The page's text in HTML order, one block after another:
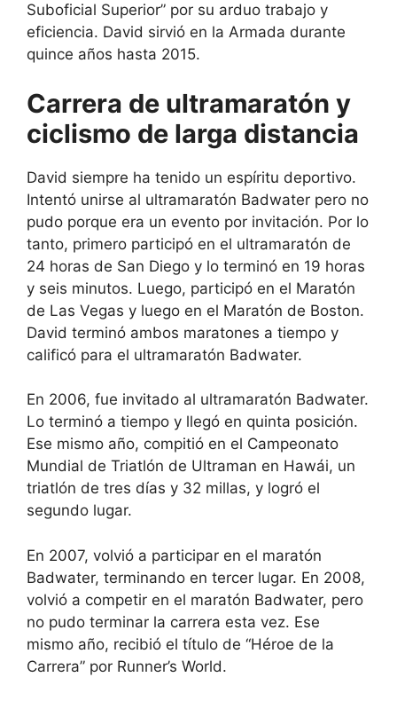
Suboficial Superior” por su arduo trabajo y
eficiencia. David sirvió en la Armada durante
quince años hasta 2015.
Carrera de ultramaratón y
ciclismo de larga distancia
David siempre ha tenido un espíritu deportivo.
Intentó unirse al ultramaratón Badwater pero no
pudo porque era un evento por invitación. Por lo
tanto, primero participó en el ultramaratón de
24 horas de San Diego y lo terminó en 19 horas
y seis minutos. Luego, participó en el Maratón
de Las Vegas y luego en el Maratón de Boston.
David terminó ambos maratones a tiempo y
calificó para el ultramaratón Badwater.
En 2006, fue invitado al ultramaratón Badwater.
Lo terminó a tiempo y llegó en quinta posición.
Ese mismo año, compitió en el Campeonato
Mundial de Triatlón de Ultraman en Hawái, un
triatlón de tres días y 32 millas, y logró el
segundo lugar.
En 2007, volvió a participar en el maratón
Badwater, terminando en tercer lugar. En 2008,
volvió a competir en el maratón Badwater, pero
no pudo terminar la carrera esta vez. Ese
mismo año, recibió el título de “Héroe de la
Carrera” por Runner’s World.